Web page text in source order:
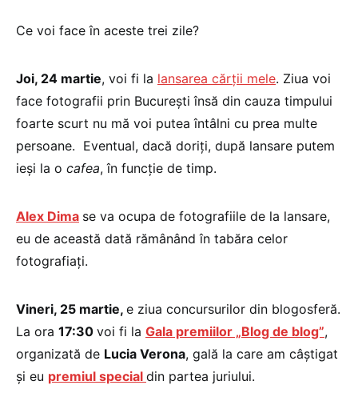
Ce voi face în aceste trei zile?
Joi, 24 martie, voi fi la lansarea cărţii mele. Ziua voi
face fotografii prin Bucureşti însă din cauza timpului
foarte scurt nu mă voi putea întâlni cu prea multe
persoane. Eventual, dacă doriţi, după lansare putem
ieşi la o cafea, în funcţie de timp.
Alex Dima se va ocupa de fotografiile de la lansare,
eu de această dată rămânând în tabăra celor
fotografiaţi.
Vineri, 25 martie, e ziua concursurilor din blogosferă.
La ora 17:30 voi fi la Gala premiilor „Blog de blog”,
organizată de Lucia Verona, gală la care am câştigat
şi eu premiul special din partea juriului.